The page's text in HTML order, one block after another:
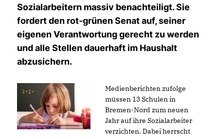
Sozialarbeitern massiv benachteiligt. Sie
fordert den rot-grünen Senat auf, seiner
eigenen Verantwortung gerecht zu werden
und alle Stellen dauerhaft im Haushalt
abzusichern.
Medienberichten zufolge
müssen 13 Schulen in
Bremen-Nord zum neuen
Jahr auf ihre Sozialarbeiter
verzichten. Dabei herrscht